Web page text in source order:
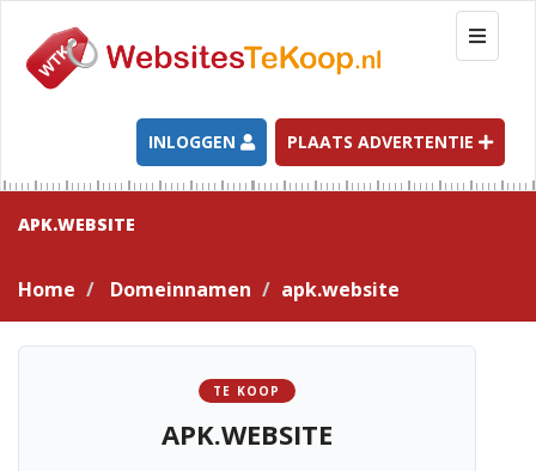
T
o
g
l
e
n
a
t
INLOGGEN PLAATS ADVERTENTIE
APK.WEBSITE
Home Domeinnamen apk.website
TE KOOP
APK.WEBSITE